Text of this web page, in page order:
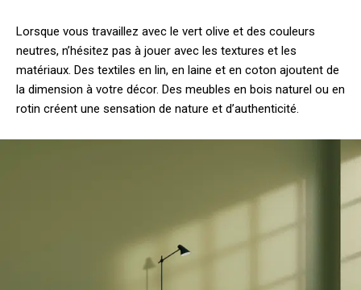
Lorsque vous travaillez avec le vert olive et des couleurs
neutres, n’hésitez pas à jouer avec les textures et les
matériaux. Des textiles en lin, en laine et en coton ajoutent de
la dimension à votre décor. Des meubles en bois naturel ou en
rotin créent une sensation de nature et d’authenticité.